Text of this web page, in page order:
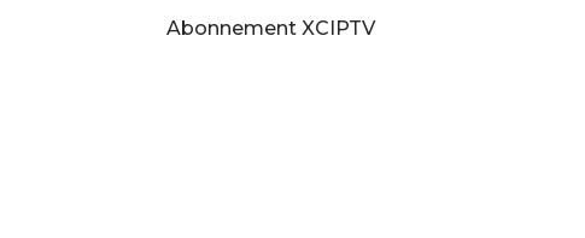
Abonnement XCIPTV